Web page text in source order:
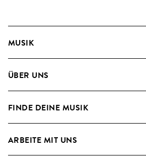
MUSIK
Suche
ÜBER UNS
Blog
FINDE DEINE MUSIK
Kontakt
ARBEITE MIT UNS